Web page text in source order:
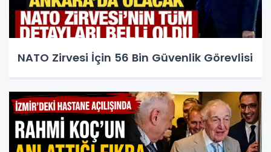
NATO Zirvesi İçin 56 Bin Güvenlik Görevlisi